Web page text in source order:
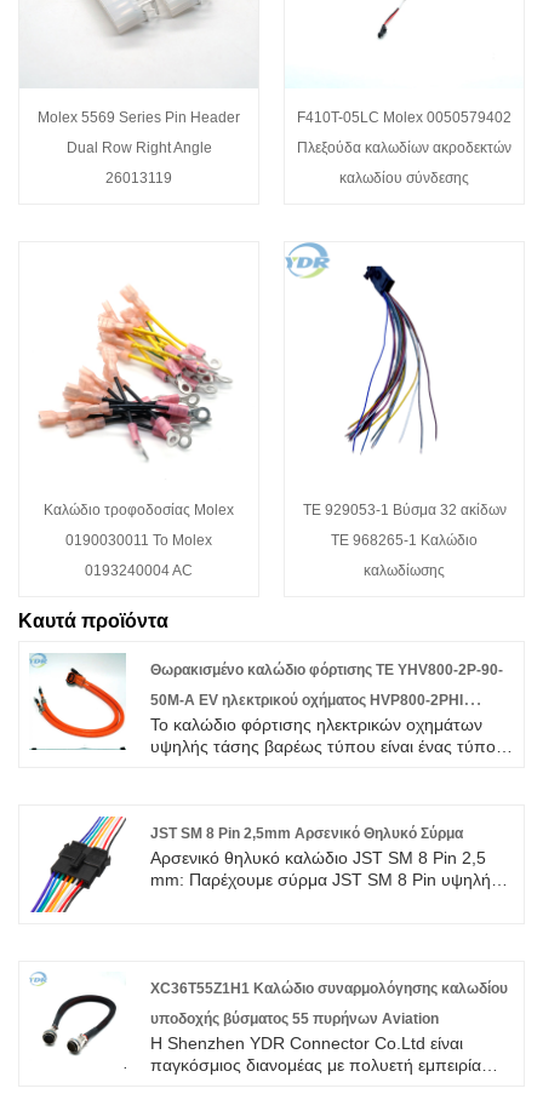
Molex 5569 Series Pin Header
Dual Row Right Angle
26013119
F410T-05LC Molex 0050579402
Πλεξούδα καλωδίων ακροδεκτών
καλωδίου σύνδεσης
Καλώδιο τροφοδοσίας Molex
0190030011 To Molex
0193240004 AC
TE 929053-1 Βύσμα 32 ακίδων
TE 968265-1 Καλώδιο
καλωδίωσης
Καυτά προϊόντα
Θωρακισμένο καλώδιο φόρτισης TE YHV800-2P-90-
50M-A EV ηλεκτρικού οχήματος HVP800-2PHI
Πλεξούδα καλωδίων βαρέως τύπου αυτόματης
μπαταρίας
Το καλώδιο φόρτισης ηλεκτρικών οχημάτων
υψηλής τάσης βαρέως τύπου είναι ένας τύπος
JST SM 8 Pin 2,5mm Αρσενικό Θηλυκό Σύρμα
Αρσενικό θηλυκό καλώδιο JST SM 8 Pin 2,5
mm: Παρέχουμε σύρμα JST SM 8 Pin υψηλής
της Ασίας, της Ευρώπης και της Αμερικής.
Αναμένουμε να γίνουμε μακροπρόθεσμος
συνεργάτης σας στην Κίνα.
XC36T55Z1H1 Καλώδιο συναρμολόγησης καλωδίου
υποδοχής βύσματος 55 πυρήνων Aviation
Η Shenzhen YDR Connector Co.Ltd είναι
παγκόσμιος διανομέας με πολυετή εμπειρία